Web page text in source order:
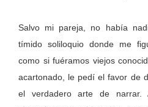
Salvo mi pareja, no había
tímido soliloquio donde me
como si fuéramos viejos
acartonado, le pedí el favor de
el verdadero arte de